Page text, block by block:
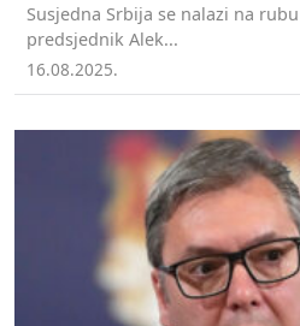
Susjedna Srbija se nalazi na
predsjednik Alek...
16.08.2025.